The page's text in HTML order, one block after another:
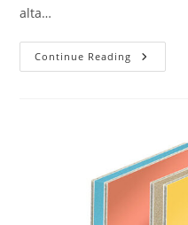
alta…
Continue Reading Panel
Sándwich